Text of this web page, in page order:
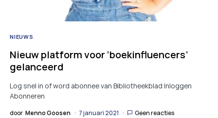
NIEUWS
Nieuw platform voor ‘boekinfluencers’
gelanceerd
Log snel in of word abonnee van Bibliotheekblad Inloggen
Abonneren
door Menno Goosen 7 januari 2021 Geen reacties